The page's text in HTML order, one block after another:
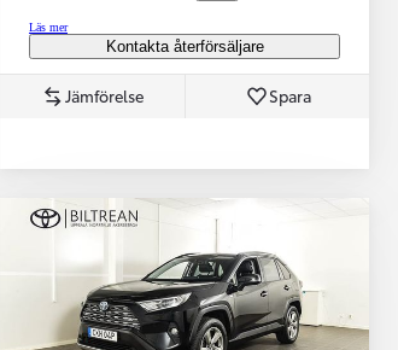
Läs mer
Kontakta återförsäljare
Jämförelse Spara